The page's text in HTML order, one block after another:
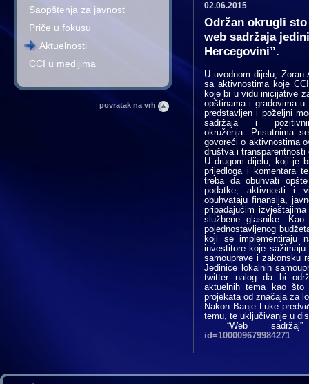
Saopštenja za javnost
Priče u fokusu
Aktuelnosti
CCI u medijima
povratak na vrh
02.06.2015
Održan okrugli
web sadržaja
Hercegovini”.
U uvodnom dijelu, Zoran
sa aktivnostima koje
koje bi u vidu inicijative
opštinama i gradovima
predstavljen i poželjni
sadržaja i
okruženja. Prisutnima
govoreći o aktivnostima
društva i
U drugom dijelu, koji je
prijedloga i komentara
treba da obuhvati
podatke, aktivnosti i
obuhvataju finansija,
pripadajućim
službene glasnike.
pojednostavljenog
koji se implementiraju
investitore koje sažimaju
samouprave i zakonsku
Jedinice lokalnih
twitter nalog da bi
aktuelnih tema kao što
projekata od značaja za
Nakon Banje Luke
temu, te uključivanje u
“Web
id=100009679984271